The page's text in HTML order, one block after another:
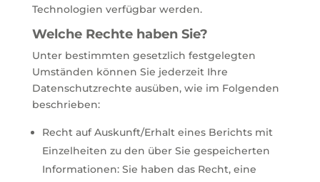
Technologien verfügbar werden.
Welche Rechte haben Sie?
Unter bestimmten gesetzlich festgelegten
Umständen können Sie jederzeit Ihre
Datenschutzrechte ausüben, wie im Folgenden
beschrieben:
Recht auf Auskunft/Erhalt eines Berichts mit
Einzelheiten zu den über Sie gespeicherten
Informationen: Sie haben das Recht, eine